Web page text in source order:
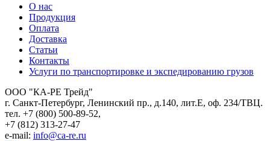
О нас
Продукция
Оплата
Доставка
Статьи
Контакты
Услуги по транспортировке и экспедированию грузов
ООО "КА-РЕ Трейд"
г. Санкт-Петербург, Ленинский пр., д.140, лит.Е, оф. 234/ТВЦ.
тел. +7 (800) 500-89-52,
+7 (812) 313-27-47
e-mail: info@ca-re.ru